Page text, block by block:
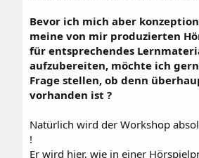
Bevor ich mich aber
meine von mir produzierten
für entsprechendes
aufzubereiten, möchte ich
Frage stellen, ob denn
vorhanden ist ?
Natürlich wird der Workshop
!
Er wird hier, wie in einer